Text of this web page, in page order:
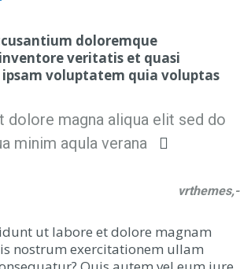
doloremque
veritatis et quasi
voluptatem quia voluptas
magna aliqua elit sed do
minim aqula verana
vrthemes,-
ut labore et dolore magnam
nostrum exercitationem ullam